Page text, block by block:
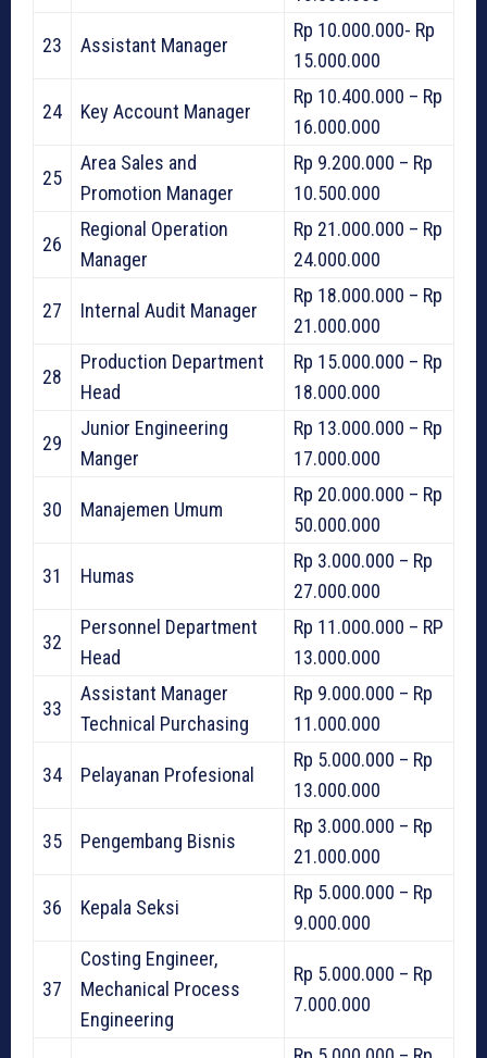
23 Assistant Manager
Rp 10.000.000- Rp
15.000.000
24 Key Account Manager
Rp 10.400.000 – Rp
16.000.000
25
Area Sales and
Promotion Manager
Rp 9.200.000 – Rp
10.500.000
26
Regional Operation
Manager
Rp 21.000.000 – Rp
24.000.000
27 Internal Audit Manager
Rp 18.000.000 – Rp
21.000.000
28
Production Department
Head
Rp 15.000.000 – Rp
18.000.000
29
Junior Engineering
Manger
Rp 13.000.000 – Rp
17.000.000
30 Manajemen Umum
Rp 20.000.000 – Rp
50.000.000
31 Humas
Rp 3.000.000 – Rp
27.000.000
32
Personnel Department
Head
Rp 11.000.000 – RP
13.000.000
33
Assistant Manager
Technical Purchasing
Rp 9.000.000 – Rp
11.000.000
34 Pelayanan Profesional
Rp 5.000.000 – Rp
13.000.000
35 Pengembang Bisnis
Rp 3.000.000 – Rp
21.000.000
36 Kepala Seksi
Rp 5.000.000 – Rp
9.000.000
37
Costing Engineer,
Mechanical Process
Engineering
Rp 5.000.000 – Rp
7.000.000